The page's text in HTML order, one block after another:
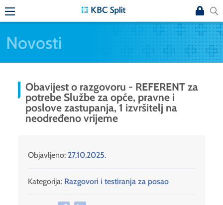
Novosti
Obavijest o razgovoru - REFERENT za
potrebe Službe za opće, pravne i
poslove zastupanja, 1 izvršitelj na
neodređeno vrijeme
Objavljeno: 27.10.2025.
Kategorija: Razgovori i testiranja za posao